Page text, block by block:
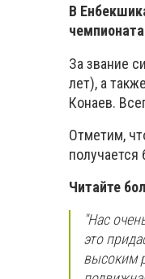
В
За звание
лет), а
Конаев.
Отметим,
получается
Читайте
"Нас
это
высоким